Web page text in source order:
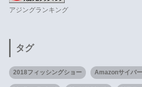
アジングランキング
タグ
2018フィッシングショー Amazonサイバ